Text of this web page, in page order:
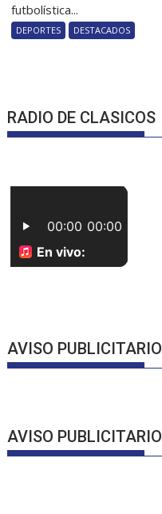
futbolística...
DEPORTES DESTACADOS
RADIO DE CLASICOS
AVISO PUBLICITARIO
AVISO PUBLICITARIO